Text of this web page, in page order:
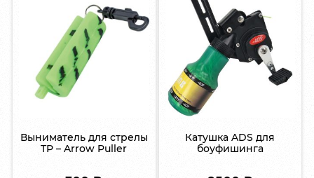
Выниматель для стрелы
TP – Arrow Puller
Катушка ADS для
боуфишинга